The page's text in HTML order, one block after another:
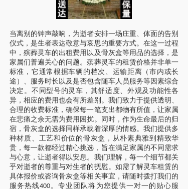
当离别的钟声敲响，为逝者安排一场庄重、体面的告别
仪式，是生者表达敬意与哀思的重要方式。在这一过程
中，殡葬灵车的出租费用以及骨灰盒等用品的选择，是
家属们普遍关心的问题。殡葬灵车的租赁价格并非单一
标准，它通常根据车辆的档次、运输距离（市内或长
途）、服务时长以及是否包含随车人员服务等因素综合
决定。不同型号的灵车，其舒适度、外观及功能性各
异，相应的费用也会有所差别。我们致力于提供透明、
合理的收费标准，确保每一笔支出都物有所值，让家属
在悲痛之余无需为费用困扰。同时，作为生命最后的归
宿，骨灰盒的选择同样承载着深厚的情感。我们提供多
种材质、工艺和价位的骨灰盒，从朴素典雅到精致华
贵，每一款都经过精心挑选，旨在满足家属的不同需求
与心意，让逝者得以安息。我们理解，每一个细节都关
乎对逝者的尊重与对生者的抚慰。如需了解灵车租赁的
具体报价或咨询骨灰盒等相关事宜，请随时拨打我们的
服务热线400 。专业团队将为您提供一对一的贴心服